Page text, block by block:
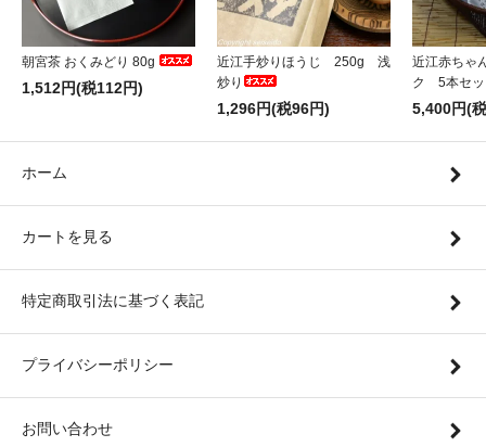
朝宮茶 おくみどり 80g
1,512円(税112円)
近江手炒りほうじ 250g 浅
炒り
1,296円(税96円)
近江赤ちゃ
ク 5本セッ
5,400円(
ホーム
カートを見る
特定商取引法に基づく表記
プライバシーポリシー
お問い合わせ